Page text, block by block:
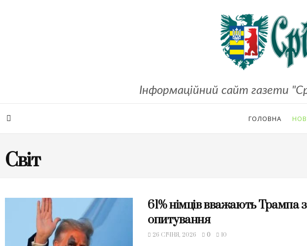
Інформаційний сайт газети
ГОЛОВНА
Світ
61% німців вважають
опитування
26 СІЧНЯ, 2026 0 10